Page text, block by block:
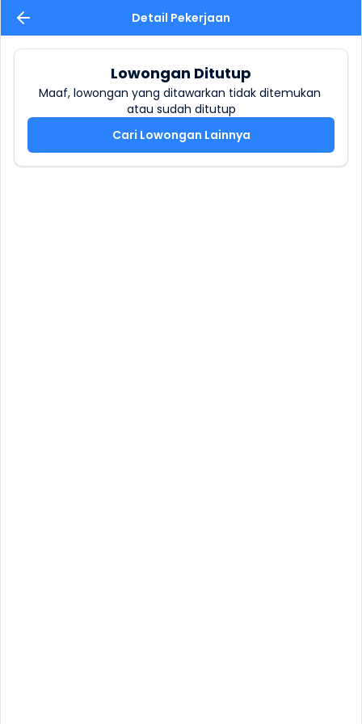
Detail Pekerjaan
Lowongan Ditutup
Maaf, lowongan yang ditawarkan tidak ditemukan
atau sudah ditutup
Cari Lowongan Lainnya